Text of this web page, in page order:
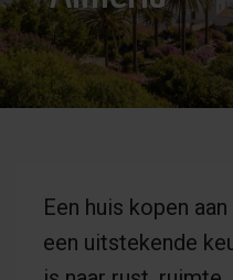
Een huis kopen
een uitstekende